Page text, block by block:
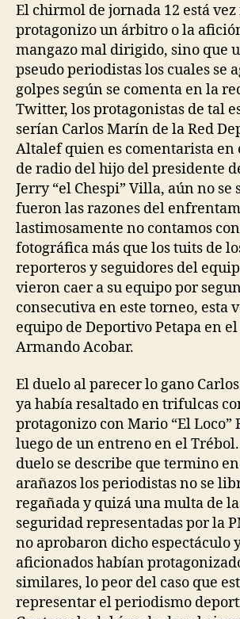
El chirmol de jornada 12 está vez
protagonizo un árbitro o la
mangazo mal dirigido, sino que
pseudo periodistas los cuales se
golpes según se comenta en la
Twitter, los protagonistas de tal
serían Carlos Marín de la Red
Altalef quien es comentarista en
de radio del hijo del presidente
Jerry “el Chespi” Villa, aún no se
fueron las razones del
lastimosamente no contamos
fotográfica más que los tuits de
reporteros y seguidores del
vieron caer a su equipo por
consecutiva en este torneo, esta
equipo de Deportivo Petapa en
Armando Acobar.
El duelo al parecer lo gano
ya había resaltado en trifulcas
protagonizo con Mario “El Loco”
luego de un entreno en el
duelo se describe que termino
arañazos los periodistas no se
regañada y quizá una multa de
seguridad representadas por la
no aprobaron dicho espectáculo
aficionados habían
similares, lo peor del caso que
representar el periodismo